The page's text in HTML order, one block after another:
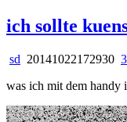
ich sollte
sd 20141022172930
was ich mit dem handy